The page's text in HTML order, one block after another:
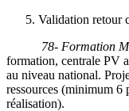
Validation retour
78- Formation
formation, centrale PV
au niveau national.
ressources (minimum 6
réalisation).